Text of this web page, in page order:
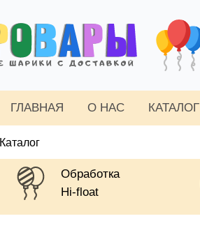
ГЛАВНАЯ О НАС КАТАЛОГ
Каталог
Обработка
Hi-float